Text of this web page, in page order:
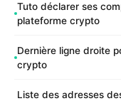
Tuto déclarer ses
plateforme crypto
Dernière ligne droite
crypto
Liste des adresses